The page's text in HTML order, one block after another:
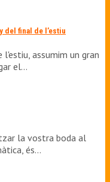
del final de l’estiu
assumim un gran
el…
la vostra boda al
és…